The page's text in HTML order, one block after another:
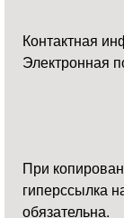
Контактная
Электронная
При
гиперссылка
обязательна.